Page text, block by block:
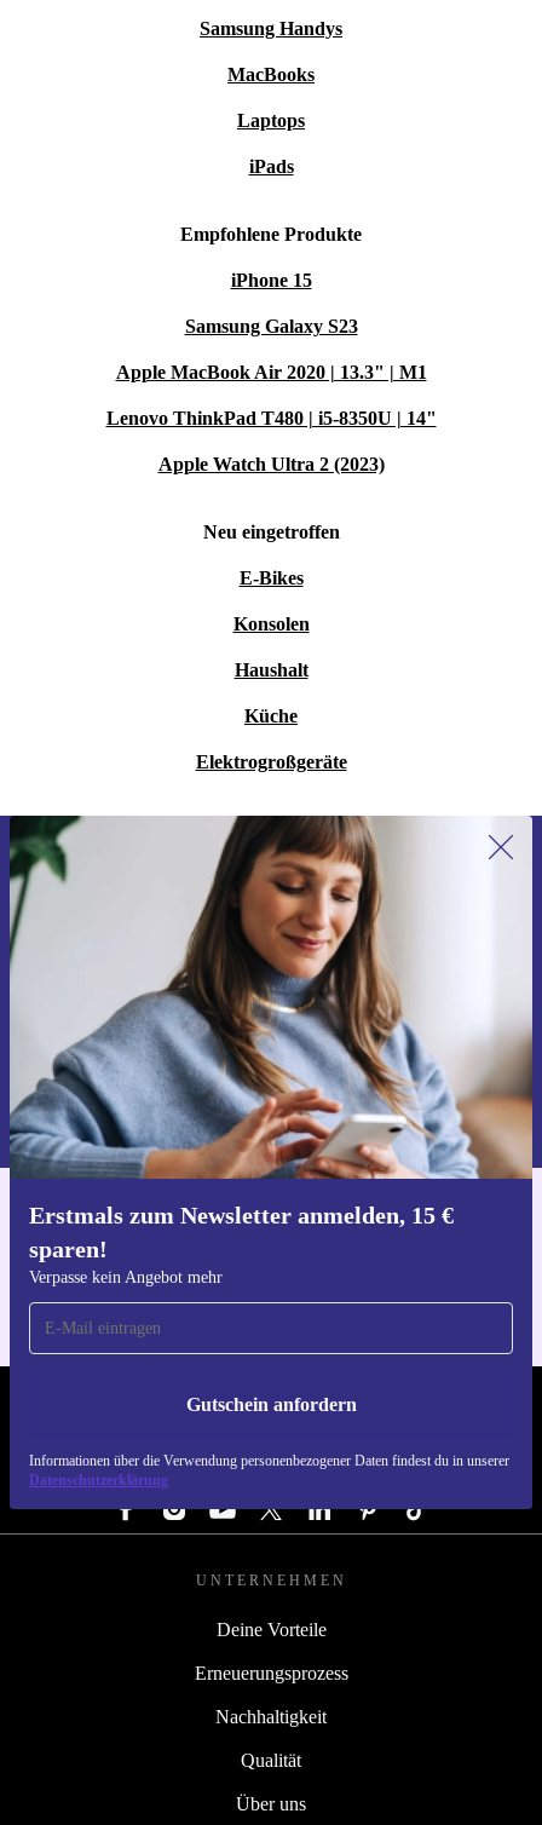
über eine Kabelverbindung. Eine Internetunterbrechung
über ein Alexa Built-in-Gerät per Sprachbefehle zu bedienen. Das
Alexa Built-in Gerät wird separat verkauft.
Samsung Handys
MacBooks
Laptops
iPads
Empfohlene Produkte
iPhone 15
Samsung Galaxy S23
Apple MacBook Air 2020 | 13.3" | M1
Lenovo ThinkPad T480 | i5-8350U | 14"
Apple Watch Ultra 2 (2023)
Neu eingetroffen
E-Bikes
Konsolen
Haushalt
Küche
Elektrogroßgeräte
Erstmals zum Newsletter anmelden, 15 €
sparen!
Verpasse kein Angebot mehr
Gutschein anfordern
Informationen über die Verwendung personenbezogener Daten findest du in unserer
Datenschutzerklärung
Erstmals zum Newsletter anmelden,
15 € sparen!
Verpasse kein Angebot mehr.
Gutschein anfordern
Informationen über die Verwendung personenbezogener Daten findest
du in unserer
Datenschutzerklärung.
Hol dir die refurbed-App
REFURBED DEUTSCHLAND - RETHINK NEW.
FOLGE UNS
UNTERNEHMEN
Deine Vorteile
Erneuerungsprozess
Nachhaltigkeit
Qualität
Über uns